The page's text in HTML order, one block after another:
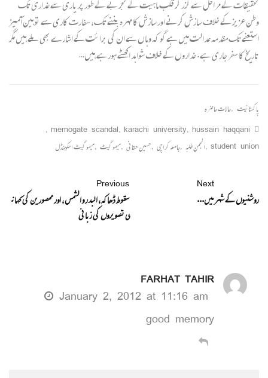
تحقیقات کے مراحل سے گزر کر قلب ماہیت کے تجربے کے طور پر یاری سے غداری تک
وطن عزیز کے خلاف سازش کرنے اور سازش کا مہرہ بننے تک، سفارت کاری سے توہین آمیز
استعفے تک مقدمہ عدالت میں ہے گو کہ وہاں سے ان کی برائت کے اشارے بھی ملے ہیں مگر
تاریخ کا سفر جاری ہے. غداروں کے خلاف شواہد اکھٹے ہورہے ہیں…
پاکستانیت ,حالات حاضرہ
hussain haqqani
,
karachi university
,
memogate scandal
,
student union
,انجمن طلبہ ,جامعہ کراچی ,حسین حقانی ,میمو گیٹ ,میمو گیٹ اسکینڈل
Previous
سقوط ڈھاکہ، البدر و الشمس، اور محصورین کی کہان
ی تصویروں کی زبانی
Next
روشنیوں کے شہر میں...
FARHAT TAHIR
January 2, 2012 at 11:16 am
good memory